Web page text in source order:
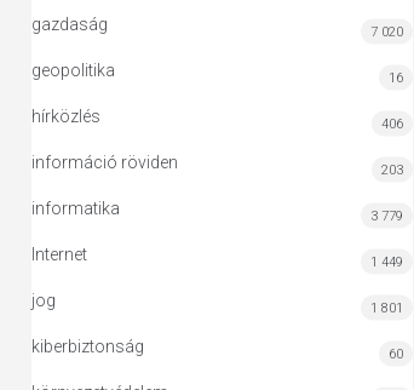
gazdaság 7 020
geopolitika 16
hírközlés 406
információ röviden 203
informatika 3 779
Internet 1 449
jog 1 801
kiberbiztonság 60